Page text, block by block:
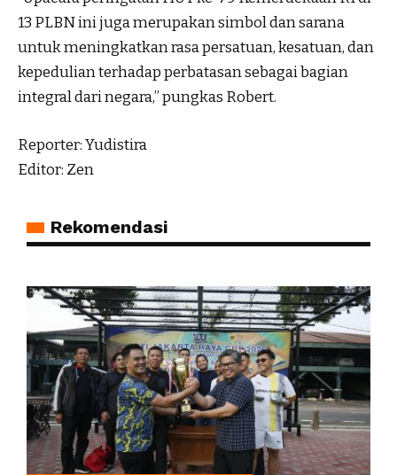
13 PLBN ini juga merupakan simbol dan sarana
untuk meningkatkan rasa persatuan, kesatuan, dan
kepedulian terhadap perbatasan sebagai bagian
integral dari negara,” pungkas Robert.
Reporter: Yudistira
Editor: Zen
Rekomendasi